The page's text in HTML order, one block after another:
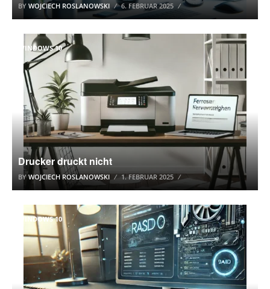
BY WOJCIECH ROSLANOWSKI 6. FEBRUAR 2025
WINDOWS 10
Drucker druckt nicht
BYWOJCIECH ROSLANOWSKI 1. FEBRUAR 2025
WINDOWS 10